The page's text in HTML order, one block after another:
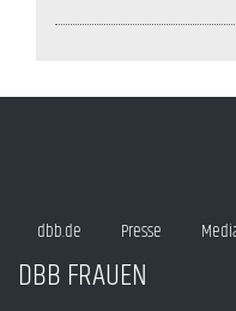
dbb.de Presse
DBB FRAUEN